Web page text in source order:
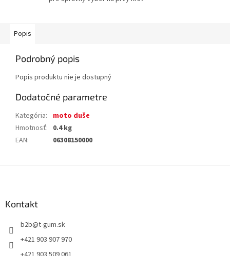
Popis
Podrobný popis
Popis produktu nie je dostupný
Dodatočné parametre
Kategória:
moto duše
Hmotnosť: 0.4 kg
EAN: 06308150000
Kontakt
b2b@t-gum.sk
+421 903 907 970